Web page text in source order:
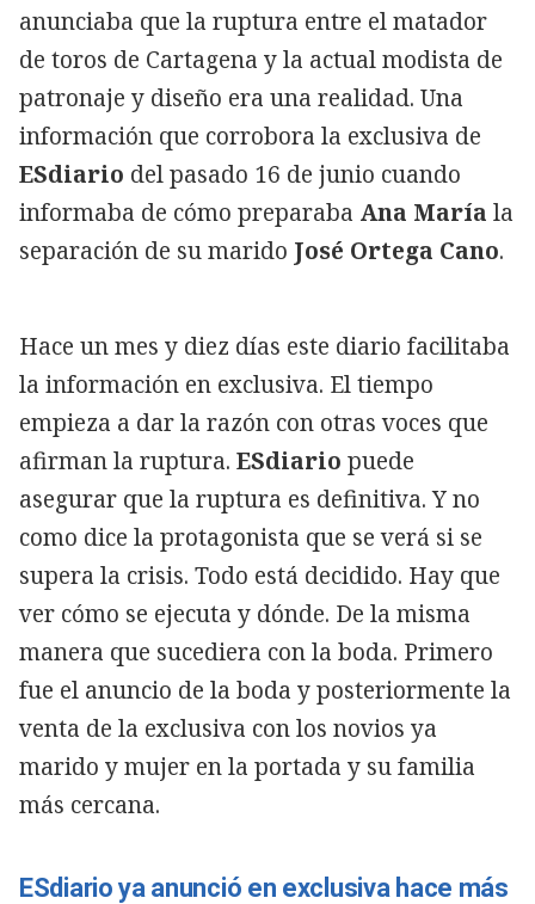
anunciaba que la ruptura entre el matador
de toros de Cartagena y la actual modista de
patronaje y diseño era una realidad. Una
información que corrobora la exclusiva de
ESdiario del pasado 16 de junio cuando
informaba de cómo preparaba Ana María la
separación de su marido José Ortega Cano.
Hace un mes y diez días este diario facilitaba
la información en exclusiva. El tiempo
empieza a dar la razón con otras voces que
afirman la ruptura. ESdiario puede
asegurar que la ruptura es definitiva. Y no
como dice la protagonista que se verá si se
supera la crisis. Todo está decidido. Hay que
ver cómo se ejecuta y dónde. De la misma
manera que sucediera con la boda. Primero
fue el anuncio de la boda y posteriormente la
venta de la exclusiva con los novios ya
marido y mujer en la portada y su familia
más cercana.
ESdiario ya anunció en exclusiva hace más